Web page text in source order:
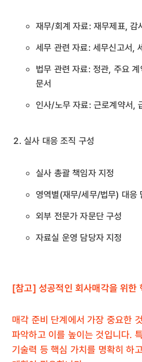
재무/회계 자료: 재무제표, 감
세무 관련 자료: 세무신고서,
법무 관련 자료: 정관, 주요
문서
인사/노무 자료: 근로계약서,
실사 대응 조직 구성
실사 총괄 책임자 지정
영역별(재무/세무/법무) 대응
외부 전문가 자문단 구성
자료실 운영 담당자 지정
[참고] 성공적인 회사매각을 위한
매각 준비 단계에서 가장 중요한
파악하고 이를 높이는 것입니다.
기술력 등 핵심 가치를 명확히 하